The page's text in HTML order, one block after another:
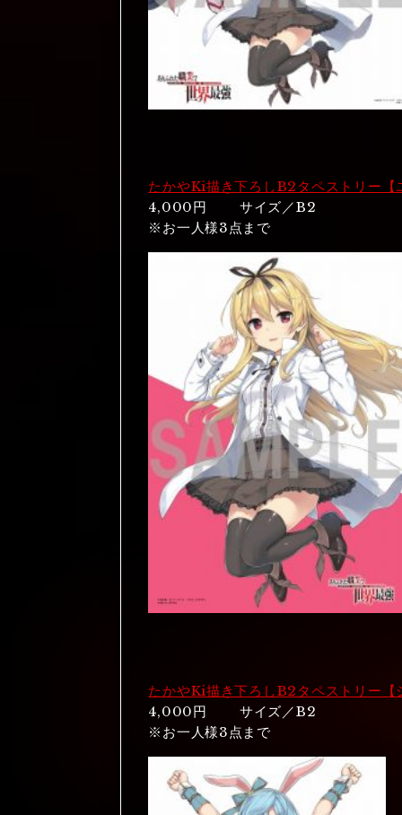
たかやKi描き下ろしB2タペストリー【
4,000円 サイズ／B2
※お一人様3点まで
たかやKi描き下ろしB2タペストリー【
4,000円 サイズ／B2
※お一人様3点まで